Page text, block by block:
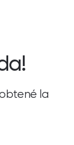
la